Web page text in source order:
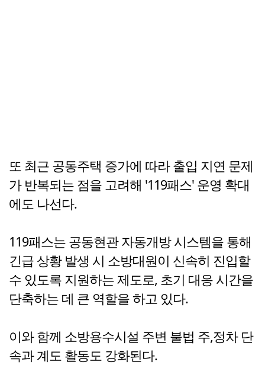
또 최근 공동주택 증가에 따라 출입 지연 문제
가 반복되는 점을 고려해 '119패스' 운영 확대
에도 나선다.
119패스는 공동현관 자동개방 시스템을 통해
긴급 상황 발생 시 소방대원이 신속히 진입할
수 있도록 지원하는 제도로, 초기 대응 시간을
단축하는 데 큰 역할을 하고 있다.
이와 함께 소방용수시설 주변 불법 주,정차 단
속과 계도 활동도 강화된다.